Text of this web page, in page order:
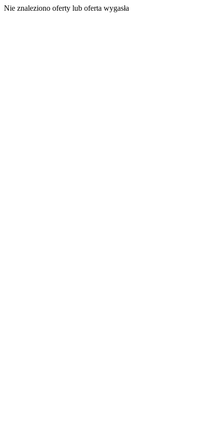
Nie znaleziono oferty lub oferta wygasła